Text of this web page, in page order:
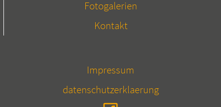
Fotogalerien
Kontakt
Impressum
datenschutzerklaerung